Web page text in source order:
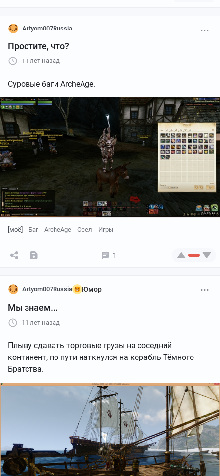
Artyom007Russia
Простите, что?
11 лет назад
Суровые баги ArcheAge.
[моё] Баг ArcheAge Осел Игры
1
Artyom007Russia Юмор
Мы знаем...
11 лет назад
Плыву сдавать торговые грузы на соседний
континент, по пути наткнулся на корабль Тёмного
Братства.